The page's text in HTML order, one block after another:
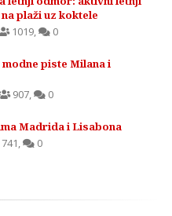
plaži uz koktele
1019, 0
piste Milana i
907, 0
Madrida i Lisabona
741, 0